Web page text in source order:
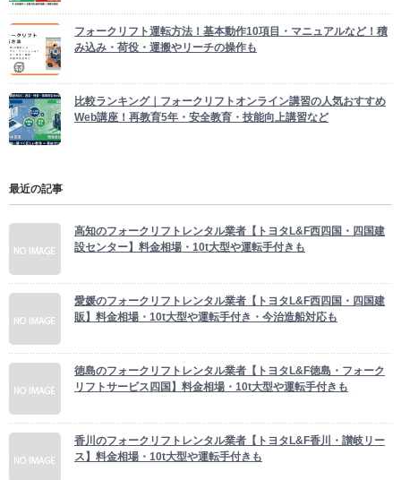
フォークリフト運転方法！基本動作10項目・マニュアルなど！積
み込み・荷役・運搬やリーチの操作も
比較ランキング｜フォークリフトオンライン講習の人気おすすめ
Web講座！再教育5年・安全教育・技能向上講習など
最近の記事
高知のフォークリフトレンタル業者【トヨタL&F西四国・四国建
設センター】料金相場・10t大型や運転手付きも
愛媛のフォークリフトレンタル業者【トヨタL&F西四国・四国建
販】料金相場・10t大型や運転手付き・今治造船対応も
徳島のフォークリフトレンタル業者【トヨタL&F徳島・フォーク
リフトサービス四国】料金相場・10t大型や運転手付きも
香川のフォークリフトレンタル業者【トヨタL&F香川・讃岐リー
ス】料金相場・10t大型や運転手付きも